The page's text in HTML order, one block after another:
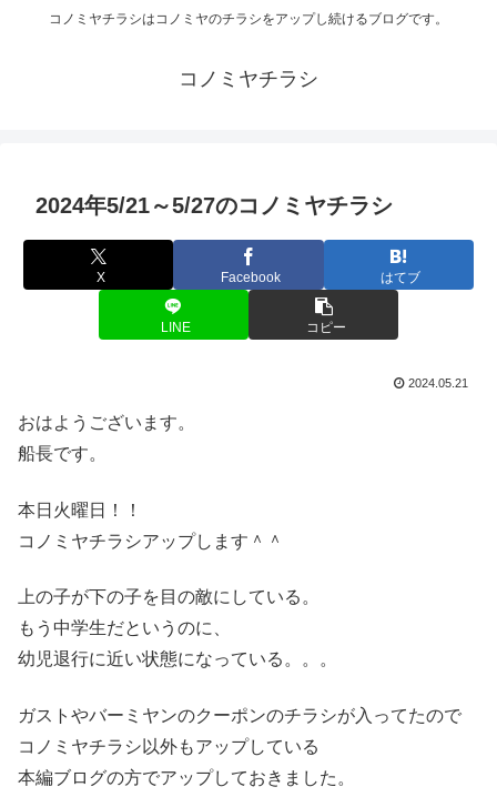
コノミヤチラシはコノミヤのチラシをアップし続けるブログです。
コノミヤチラシ
2024年5/21～5/27のコノミヤチラシ
X Facebook はてブ
LINE コピー
2024.05.21
おはようございます。
船長です。
本日火曜日！！
コノミヤチラシアップします＾＾
上の子が下の子を目の敵にしている。
もう中学生だというのに、
幼児退行に近い状態になっている。。。
ガストやバーミヤンのクーポンのチラシが入ってたので
コノミヤチラシ以外もアップしている
本編ブログの方でアップしておきました。